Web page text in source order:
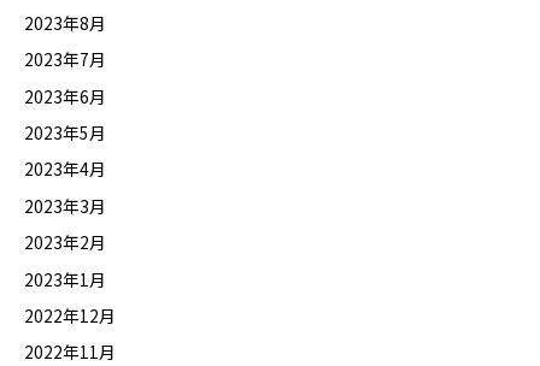
2023年8月
2023年7月
2023年6月
2023年5月
2023年4月
2023年3月
2023年2月
2023年1月
2022年12月
2022年11月